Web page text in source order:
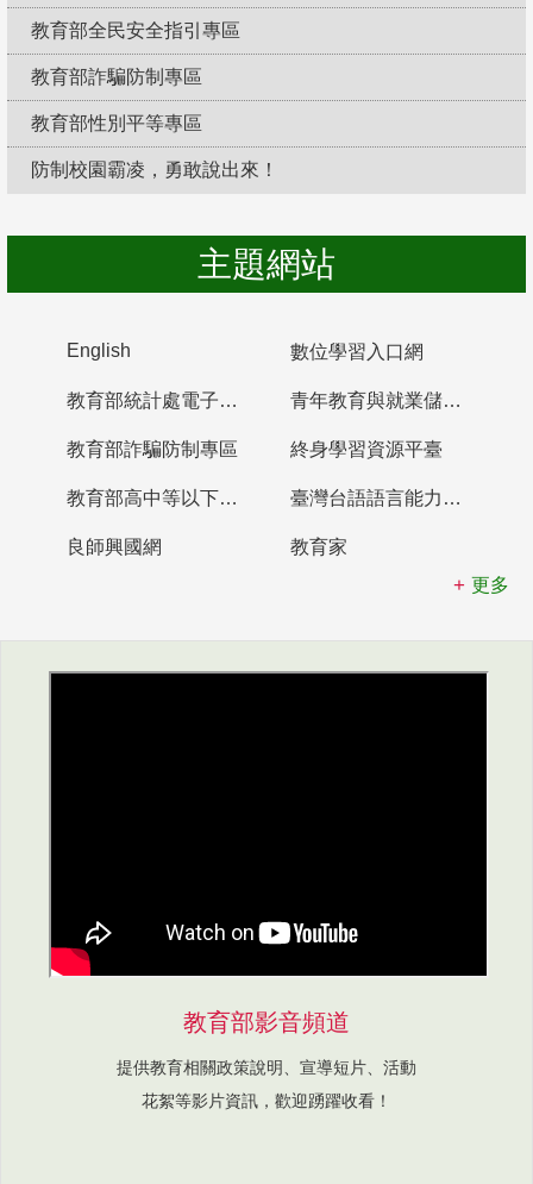
教育部全民安全指引專區
教育部詐騙防制專區
教育部性別平等專區
防制校園霸凌，勇敢說出來！
主題網站
English 數位學習入口網
教育部統計處電子書櫃 青年教育與就業儲蓄帳戶
教育部詐騙防制專區 終身學習資源平臺
教育部高中等以下學校及幼兒園教師資格檢定考試 臺灣台語語言能力認證網站
良師興國網
教育家
更多
教育部影音頻道
提供教育相關政策說明、宣導短片、活動
花絮等影片資訊，歡迎踴躍收看！